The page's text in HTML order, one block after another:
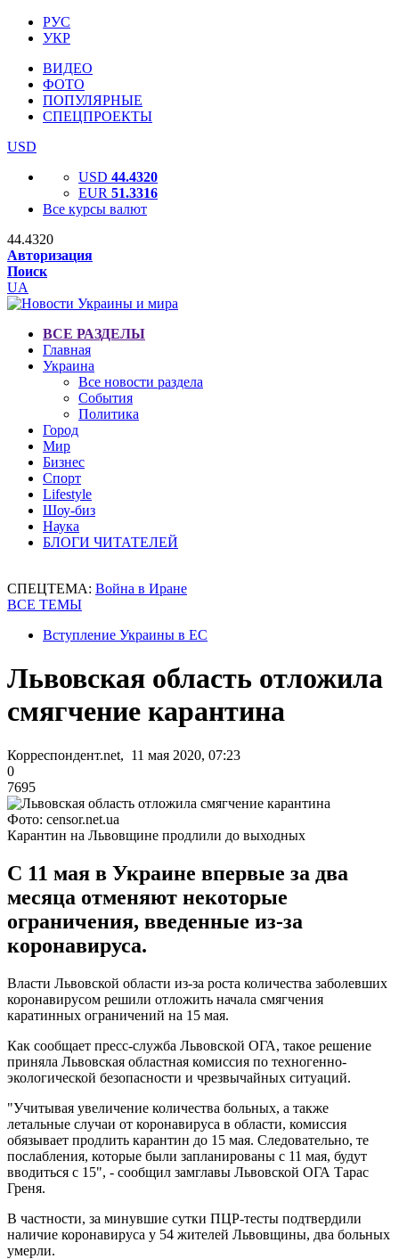
РУС
УКР
ВИДЕО
ФОТО
ПОПУЛЯРНЫЕ
СПЕЦПРОЕКТЫ
USD
USD 44.4320
EUR 51.3316
Все курсы валют
44.4320
Авторизация
Поиск
UA
ВСЕ РАЗДЕЛЫ
Главная
Украина
Все новости раздела
События
Политика
Город
Мир
Бизнес
Спорт
Lifestyle
Шоу-биз
Наука
БЛОГИ ЧИТАТЕЛЕЙ
СПЕЦТЕМА: Война в Иране
ВСЕ ТЕМЫ
Вступление Украины в ЕС
Львовская область отложила
смягчение карантина
Корреспондент.net, 11 мая 2020, 07:23
0
7695
Фото: censor.net.ua
Карантин на Львовщине продлили до выходных
С 11 мая в Украине впервые за два
месяца отменяют некоторые
ограничения, введенные из-за
коронавируса.
Власти Львовской области из-за роста количества заболевших
коронавирусом решили отложить начала смягчения
каратинных ограничений на 15 мая.
Как сообщает пресс-служба Львовской ОГА, такое решение
приняла Львовская областная комиссия по техногенно-
экологической безопасности и чрезвычайных ситуаций.
"Учитывая увеличение количества больных, а также
летальные случаи от коронавируса в области, комиссия
обязывает продлить карантин до 15 мая. Следовательно, те
послабления, которые были запланированы с 11 мая, будут
вводиться с 15", - сообщил замглавы Львовской ОГА Тарас
Греня.
В частности, за минувшие сутки ПЦР-тесты подтвердили
наличие коронавируса у 54 жителей Львовщины, два больных
умерли.